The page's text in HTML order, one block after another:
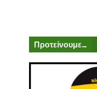
Προτείνουμε...